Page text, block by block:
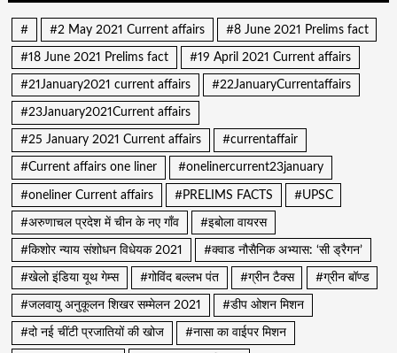
# #2 May 2021 Current affairs #8 June 2021 Prelims fact
#18 June 2021 Prelims fact #19 April 2021 Current affairs
#21January2021 current affairs #22JanuaryCurrentaffairs
#23January2021Current affairs
#25 January 2021 Current affairs #currentaffair
#Current affairs one liner #onelinercurrent23january
#oneliner Current affairs #PRELIMS FACTS #UPSC
#अरुणाचल प्रदेश में चीन के नए गाँव #इबोला वायरस
#किशोर न्याय संशोधन विधेयक 2021 #क्वाड नौसैनिक अभ्यास: ‘सी ड्रैगन’
#खेलो इंडिया यूथ गेम्स #गोविंद बल्लभ पंत #ग्रीन टैक्स #ग्रीन बॉण्ड
#जलवायु अनुकूलन शिखर सम्मेलन 2021 #डीप ओशन मिशन
#दो नई चींटी प्रजातियों की खोज #नासा का वाईपर मिशन